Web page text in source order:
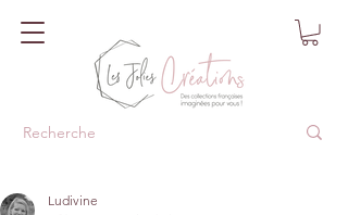
Ludivine